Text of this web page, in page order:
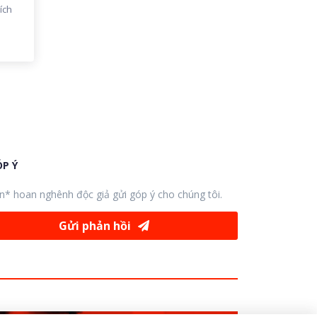
Ý
hoan nghênh độc giả gửi góp ý cho chúng tôi.
Gửi phản hồi